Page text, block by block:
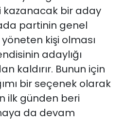
bir aday
partinin genel
kişi olması
adaylığı
kaldırır. Bunun için
bir seçenek olarak
ilk günden beri
da devam